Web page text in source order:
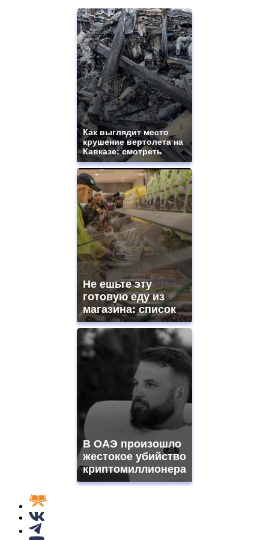
Как выглядит место
крушение вертолета на
Кавказе: смотреть
Не ешьте эту
готовую еду из
магазина: список
В ОАЭ произошло
жестокое убийство
криптомиллионера